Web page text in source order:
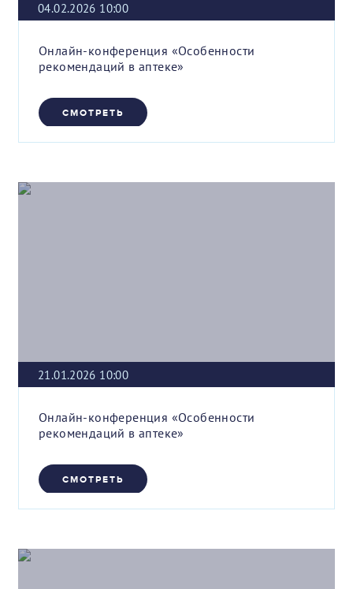
04.02.2026 10:00
Онлайн-конференция «Особенности
рекомендаций в аптеке»
СМОТРЕТЬ
21.01.2026 10:00
Онлайн-конференция «Особенности
рекомендаций в аптеке»
СМОТРЕТЬ